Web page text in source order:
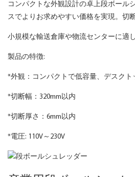
コンパクトな外観設計の卓上段ボール
スでよりお求めやすい価格を実現。切
小規模な輸送倉庫や物流センターに適
製品の特徴:
*外観：コンパクトで低容量、デスクト
*切断幅：320mm以内
*切断厚さ：6mm以内
*電圧: 110V～230V